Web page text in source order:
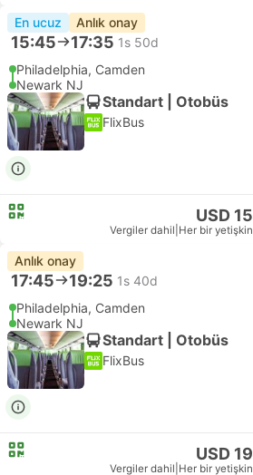
En ucuz Anlık onay
15:45 17:35 1s 50d
Philadelphia, Camden
Newark NJ
Standart | Otobüs
FlixBus
USD 15
Vergiler dahil Her bir yetişkin
Anlık onay
17:45 19:25 1s 40d
Philadelphia, Camden
Newark NJ
Standart | Otobüs
FlixBus
USD 19
Vergiler dahil Her bir yetişkin